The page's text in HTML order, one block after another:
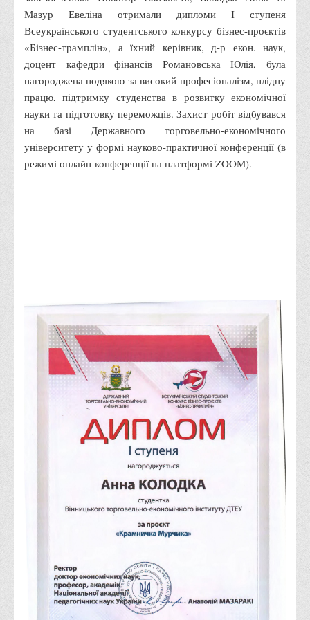
Адміністрація
Обліково-фінансовий
Торгівлі, маркетингу та сфери обслуговування
Економіки, менеджменту та права
Кафедри
Маркетингу та реклами
Психології
Права
Обліку та оподаткування
Фінансів
Іноземної філології та перекладу
Відділи
Реклами та зв'язків з громадськістю
Наукової роботи та міжнародної співпраці
Здобутки студентів
Матеріали наукових конференцій та вебінарів
Міжнародна діяльність
Програми подвійного диплому
Програми стажування (міжнародна практика)
Міжнародні проєкти
Мазур Евеліна отримали дипломи І ступеня
Всеукраїнського студентського конкурсу бізнес-проєктів
«Бізнес-трамплін», а їхний керівник, д-р екон. наук,
доцент кафедри фінансів Романовська Юлія, була
нагороджена подякою за високий професіоналізм, плідну
працю, підтримку студенства в розвитку економічної
науки та підготовку переможців. Захист робіт відбувався
на базі Державного торговельно-економічного
університету у формі науково-практичної конференції (в
режимі онлайн-конференції на платформі ZOOM).